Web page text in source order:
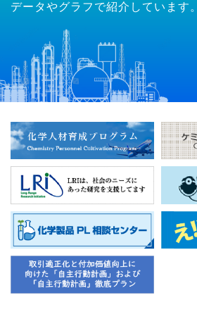
データやグラフで紹介しています。